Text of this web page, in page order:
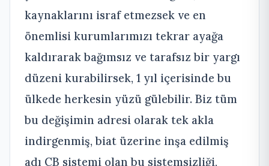
kaynaklarını israf etmezsek ve en
önemlisi kurumlarımızı tekrar ayağa
kaldırarak bağımsız ve tarafsız bir yargı
düzeni kurabilirsek, 1 yıl içerisinde bu
ülkede herkesin yüzü gülebilir. Biz tüm
bu değişimin adresi olarak tek akla
indirgenmiş, biat üzerine inşa edilmiş
adı CB sistemi olan bu sistemsizliği,